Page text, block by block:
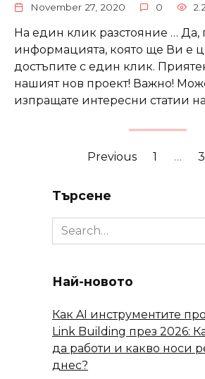
November 27, 2020 0
На един клик разстояние … Да,
информацията, която ще Ви е
достъпите с един клик.
нашият нов проект! Важно!
изпращате интересни статии
Previous 1 … 3
Търсене
Search
for:
Най-новото
Как AI инструментите
Link Building през 2026:
да работи и какво носи
днес?